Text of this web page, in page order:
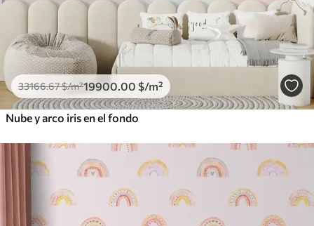
33166.67$/m²19900 .00 $/m²
Nube y arco iris en el fondo